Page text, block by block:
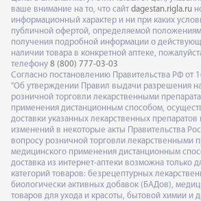
ваше внимание на то, что сайт dagestan.rigla.ru
информационный характер и ни при каких
публичной офертой, определяемой
получения подробной информации о
наличии товара в конкретной аптеке,
телефону 8 (800) 777-03-03
Согласно постановлению Правительства РФ от
"Об утверждении Правил выдачи разрешения
розничной торговли лекарственными
применения дистанционным способом,
доставки указанных лекарственных
изменений в некоторые акты Правительства
вопросу розничной торговли лекарственными
медицинского применения дистанционным
доставка из интернет-аптеки возможна только
категорий товаров: безрецептурных
биологически активных добавок (БАДов),
товаров для ухода и красоты, бытовой химии и